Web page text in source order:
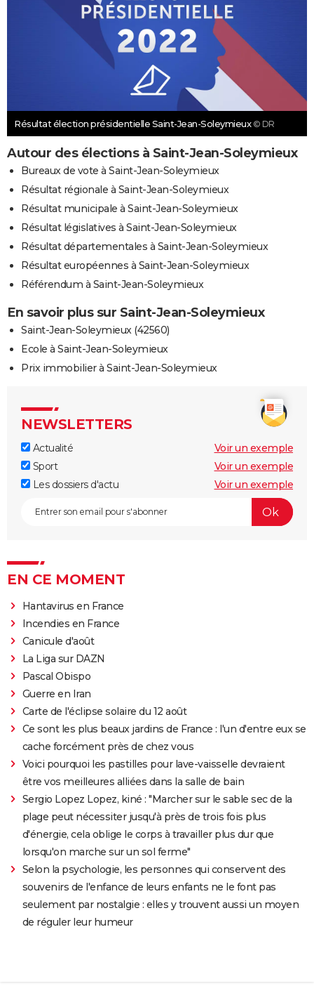
Résultat élection présidentielle Saint-Jean-Soleymieux © DR
Autour des élections à Saint-Jean-Soleymieux
Bureaux de vote à Saint-Jean-Soleymieux
Résultat régionale à Saint-Jean-Soleymieux
Résultat municipale à Saint-Jean-Soleymieux
Résultat législatives à Saint-Jean-Soleymieux
Résultat départementales à Saint-Jean-Soleymieux
Résultat européennes à Saint-Jean-Soleymieux
Référendum à Saint-Jean-Soleymieux
En savoir plus sur Saint-Jean-Soleymieux
Saint-Jean-Soleymieux (42560)
Ecole à Saint-Jean-Soleymieux
Prix immobilier à Saint-Jean-Soleymieux
NEWSLETTERS
Actualité
Voir un exemple
Sport
Voir un exemple
Les dossiers d'actu
Voir un exemple
EN CE MOMENT
Hantavirus en France
Incendies en France
Canicule d'août
La Liga sur DAZN
Pascal Obispo
Guerre en Iran
Carte de l'éclipse solaire du 12 août
Ce sont les plus beaux jardins de France : l'un d'entre eux se
cache forcément près de chez vous
Voici pourquoi les pastilles pour lave-vaisselle devraient
être vos meilleures alliées dans la salle de bain
Sergio Lopez Lopez, kiné : "Marcher sur le sable sec de la
plage peut nécessiter jusqu'à près de trois fois plus
d'énergie, cela oblige le corps à travailler plus dur que
lorsqu'on marche sur un sol ferme"
Selon la psychologie, les personnes qui conservent des
souvenirs de l'enfance de leurs enfants ne le font pas
seulement par nostalgie : elles y trouvent aussi un moyen
de réguler leur humeur